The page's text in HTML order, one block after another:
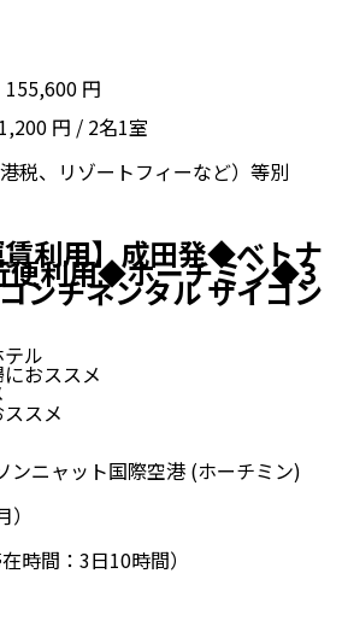
155,600 円
円 / 2名1室
税、リゾートフィーなど）等別
利用】成田発◆ベトナ
便利用◆ホーチミン◆3
ンチネンタル サイゴン
ル
おススメ
スメ
ンニャット国際空港 (ホーチミン)
時間： 3日10時間）